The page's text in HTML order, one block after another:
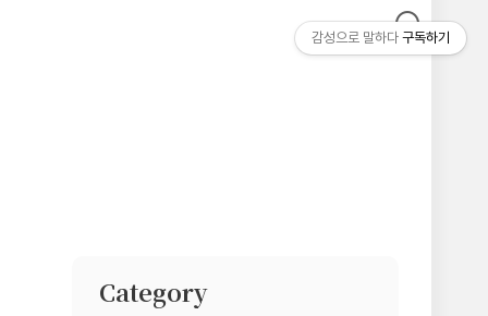
Category
감성으로 말하다 구독하기